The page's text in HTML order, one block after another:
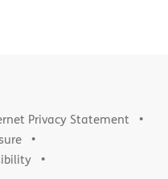
Privacy Statement